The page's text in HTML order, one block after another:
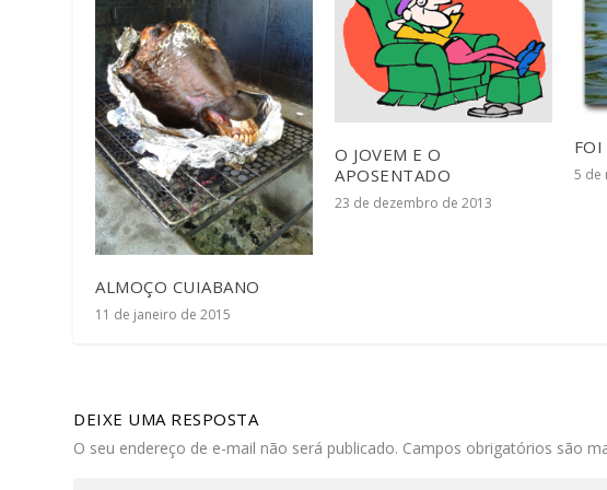
ALMOÇO CUIABANO
11 de janeiro de 2015
O JOVEM E O
APOSENTADO
23 de dezembro de 2013
FOI
5 de
DEIXE UMA RESPOSTA
O seu endereço de e-mail não será publicado. Campos obrigatórios são